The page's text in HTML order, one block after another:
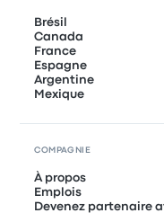
Brésil
Canada
France
Espagne
Argentine
Mexique
COMPAGNIE
À propos
Emplois
Devenez partenaire